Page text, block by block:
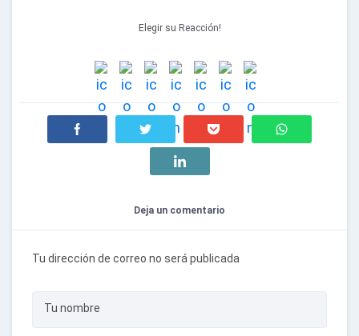
Elegir su Reacción!
Deja un comentario
Tu dirección de correo no será publicada
Tu nombre